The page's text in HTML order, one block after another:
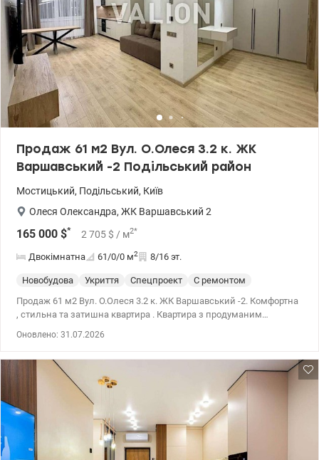
Продаж 61 м2 Вул. О.Олеся 3.2 к. ЖК
Варшавський -2 Подільський район
Мостицький, Подільський, Київ
Олеся Олександра, ЖК Варшавський 2
165 000 $* 2 705 $ / м2*
Двокімнатна 61/0/0 м2 8/16 эт.
Новобудова Укриття Спецпроект
С ремонтом
Продаж 61 м2 Вул. О.Олеся 3.2 к. ЖК Варшавський -2. Комфортна
, стильна та затишна квартира . Квартира з продуманим
посудомийна машина, варильна поверхня, духова шафа,
витяжка, мікрохвильова піч, бойлер 100л, ванна довжиною 170 ,
телевізор 55 Qled, два кондиціонера( вся техніка нова та якісна).
Закрита територія . Поруч є все, що потрібно для комфортного
життя ( ТРЦ Ретровіль, кавʼярні , ресторани, аптеки, медичні та
спортивні центри). Є власна котельня, генератор та інвертор (
тому проблем з водою, опаленням та ліфтами немає). Метро в
Оновлено: 31.07.2026